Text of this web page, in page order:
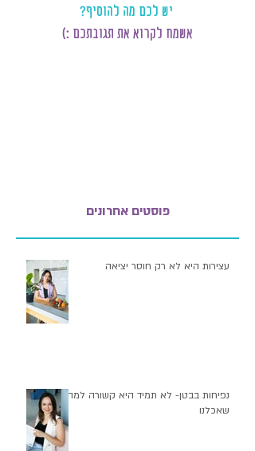
יש לכם מה להוסיף?
אשמח לקרוא את תגובתכם :)
פוסטים אחרונים
עצירות היא לא רק חוסר יציאה
נפיחות בבטן- לא תמיד היא קשורה למה
שאכלנו